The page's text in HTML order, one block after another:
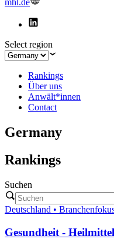
mhl.de
Select region
Rankings
Über uns
Anwält*innen
Contact
Germany
Rankings
Suchen
Deutschland •
Gesundheit -